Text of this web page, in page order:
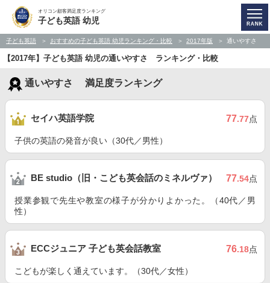
オリコン顧客満足度ランキング
子ども英語 幼児
子ども英語 おすすめの子ども英語 幼児ランキング・比較 2017年版 通いやすさ
【2017年】子ども英語 幼児の通いやすさ ランキング・比較
通いやすさ 満足度ランキング
セイハ英語学院 77.77点
子供の英語の発音が良い（30代／男性）
BE studio（旧・こども英会話のミネルヴァ） 77.54点
授業参観で先生や教室の様子が分かりよかった。（40代／男
性）
ECCジュニア 子ども英会話教室 76.18点
こどもが楽しく通えています。（30代／女性）